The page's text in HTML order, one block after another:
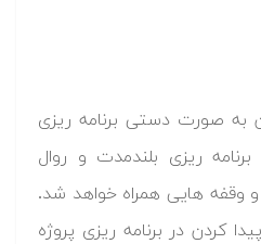
صورت دستی برنامه ریزی
برنامه ریزی بلندمدت و روال
وقفه هایی همراه خواهد شد.
کردن در برنامه ریزی پروژه